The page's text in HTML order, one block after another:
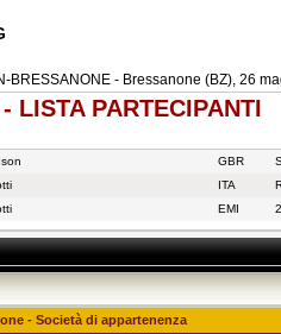
BRESSANONE - Bressanone (BZ), 26
PARTECIPANTI
GBR
ITA
EMI
- Società di appartenenza